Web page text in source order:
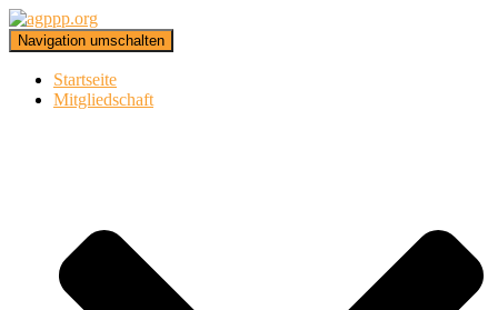
Navigation umschalten
Startseite
Mitgliedschaft